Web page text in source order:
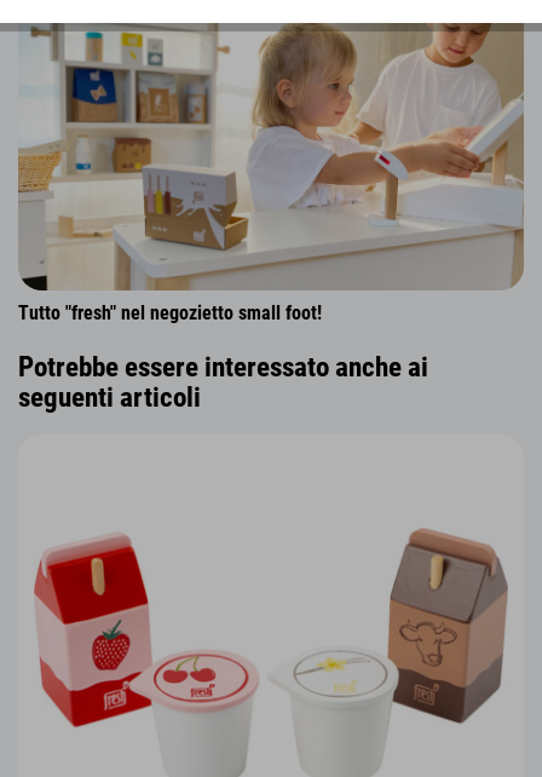
Tutto "fresh" nel negozietto small foot!
Potrebbe essere interessato anche ai
seguenti articoli